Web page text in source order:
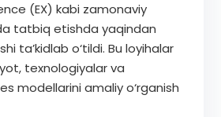
(EX) kabi zamonaviy
tatbiq etishda yaqindan
ta’kidlab o‘tildi. Bu loyihalar
texnologiyalar va
modellarini amaliy o‘rganish